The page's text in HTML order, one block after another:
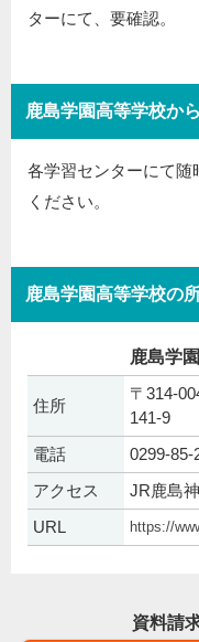
ターにて、要確認。
鹿島学園高等学校か
各学習センターにて
ください。
鹿島学園高等学校の
鹿島学
住所
〒314-
141-9
電話
0299-85-
アクセス
JR鹿島
URL
https://
資料請